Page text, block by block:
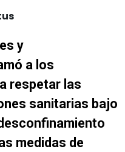
y
a los
respetar las
sanitarias bajo
medidas de